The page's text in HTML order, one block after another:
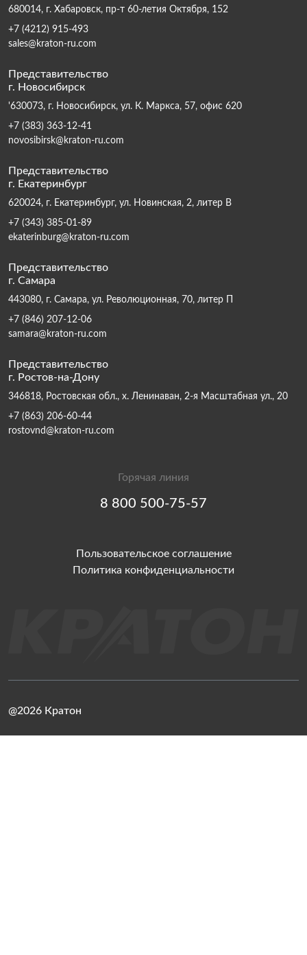
680014, г. Хабаровск, пр-т 60-летия Октября, 152
+7 (4212) 915-493
sales@kraton-ru.com
Представительство
г. Новосибирск
'630073, г. Новосибирск, ул. К. Маркса, 57, офис 620
+7 (383) 363-12-41
novosibirsk@kraton-ru.com
Представительство
г. Екатеринбург
620024, г. Екатеринбург, ул. Новинская, 2, литер В
+7 (343) 385-01-89
ekaterinburg@kraton-ru.com
Представительство
г. Самара
443080, г. Самара, ул. Революционная, 70, литер П
+7 (846) 207-12-06
samara@kraton-ru.com
Представительство
г. Ростов-на-Дону
346818, Ростовская обл., х. Ленинаван, 2-я Масштабная ул., 20
+7 (863) 206-60-44
rostovnd@kraton-ru.com
Горячая линия
8 800 500-75-57
Пользовательское соглашение
Политика конфиденциальности
@2026 Кратон